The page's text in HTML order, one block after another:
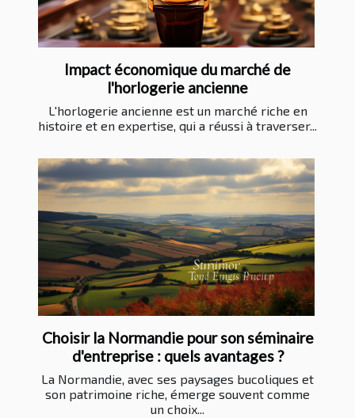
Impact économique du marché de
l'horlogerie ancienne
L'horlogerie ancienne est un marché riche en
histoire et en expertise, qui a réussi à traverser...
Choisir la Normandie pour son séminaire
d'entreprise : quels avantages ?
La Normandie, avec ses paysages bucoliques et
son patrimoine riche, émerge souvent comme
un choix...